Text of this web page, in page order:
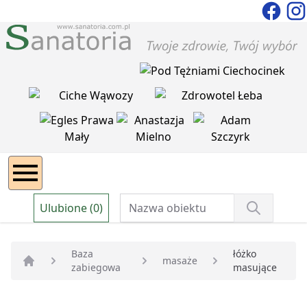
Ulubione (0)
Strona główna
Baza
zabiegowa
masaże
łóżko
masujące